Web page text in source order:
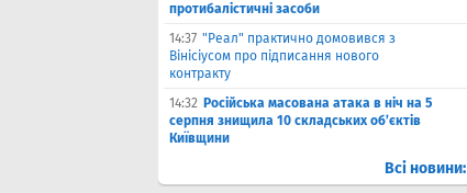
протибалістичні засоби
14:37 "Реал" практично домовився з
Вінісіусом про підписання нового
контракту
14:32 Російська масована атака в ніч на 5
серпня знищила 10 складських об’єктів
Київщини
Всі новини: